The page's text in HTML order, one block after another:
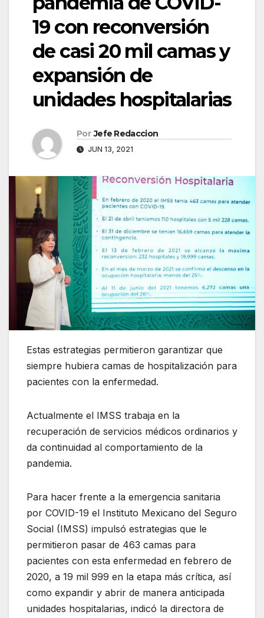
19 con reconversión
de casi 20 mil camas y
expansión de
unidades hospitalarias
Por Jefe Redaccion
JUN 13, 2021
Estas estrategias permitieron garantizar que
siempre hubiera camas de hospitalización para
pacientes con la enfermedad.
Actualmente el IMSS trabaja en la
recuperación de servicios médicos ordinarios y
da continuidad al comportamiento de la
pandemia.
Para hacer frente a la emergencia sanitaria
por COVID-19 el Instituto Mexicano del Seguro
Social (IMSS) impulsó estrategias que le
permitieron pasar de 463 camas para
pacientes con esta enfermedad en febrero de
2020, a 19 mil 999 en la etapa más crítica, así
como expandir y abrir de manera anticipada
unidades hospitalarias, indicó la directora de